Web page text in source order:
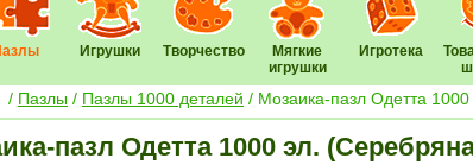
Игрушки Творчество
Мягкие
игрушки
Игротека
/ Пазлы / Пазлы 1000 деталей / Мозаика-пазл Одетта
пазл Одетта 1000 эл.